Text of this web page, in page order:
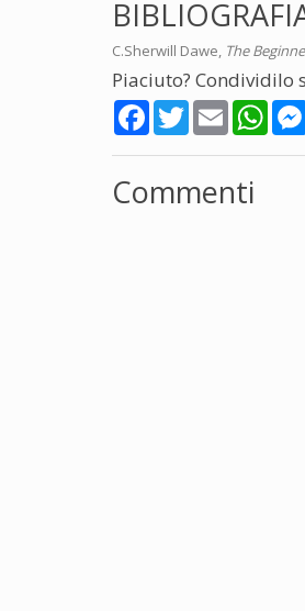
C.Sherwill Dawe, The
Piaciuto? Condividilo
FacebookTwitterEmail
Commenti